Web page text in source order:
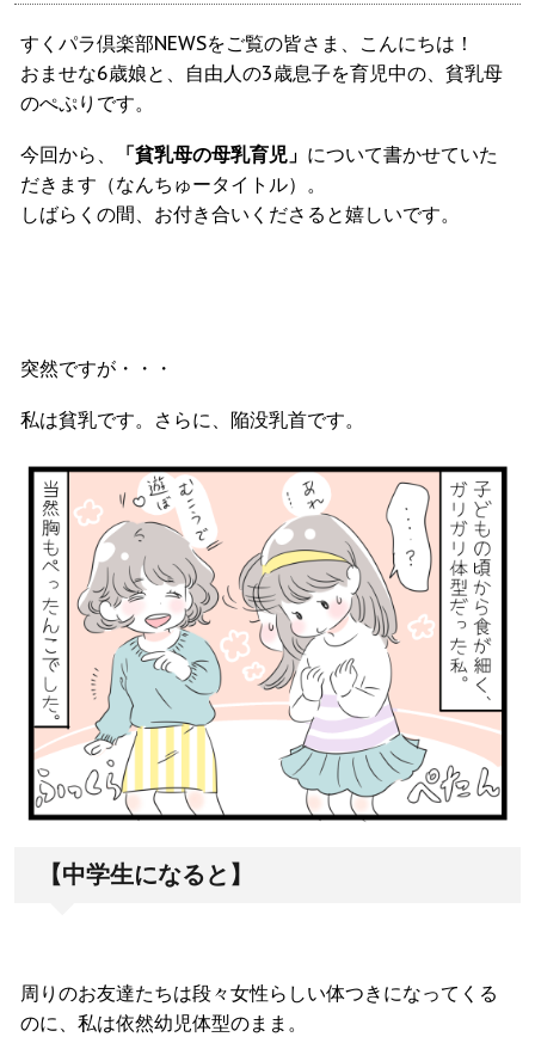
すくパラ倶楽部NEWSをご覧の皆さま、こんにちは！
おませな6歳娘と、自由人の3歳息子を育児中の、貧乳母
のぺぷりです。
今回から、 「貧乳母の母乳育児」 について書かせていた
だきます（なんちゅータイトル）。
しばらくの間、お付き合いくださると嬉しいです。
突然ですが・・・
私は貧乳です。さらに、陥没乳首です。
【中学生になると】
周りのお友達たちは段々女性らしい体つきになってくる
のに、私は依然幼児体型のまま。